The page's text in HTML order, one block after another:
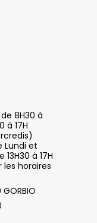
8H30 à
à 17H
Lundi et
à 17H
horaires